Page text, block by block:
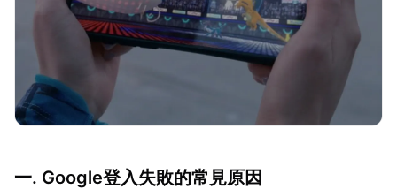
一. Google登入失敗的常見原因